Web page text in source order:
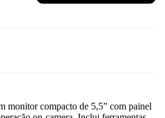
monitor compacto de 5,5” com painel